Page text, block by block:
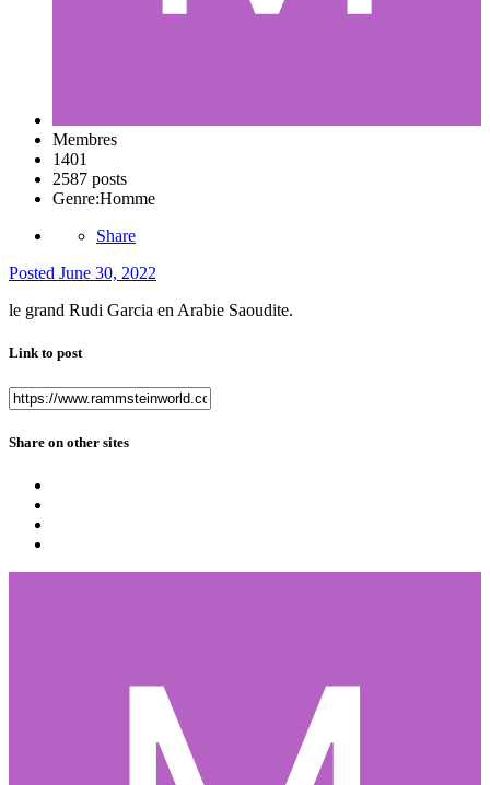
Membres
1401
2587 posts
Genre:Homme
Share
Posted June 30, 2022
le grand Rudi Garcia en Arabie Saoudite.
Link to post
Share on other sites